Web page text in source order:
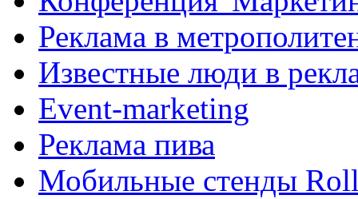
Реклама в
Известные люди в
Event-marketing
Реклама пива
Мобильные стенды